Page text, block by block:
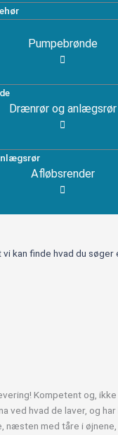
Pumpebrønde
Drænrør og anlægsrør
Afløbsrender
kan finde hvad du søger
Kompetent og,
ved hvad de laver, og
næsten med tåre i